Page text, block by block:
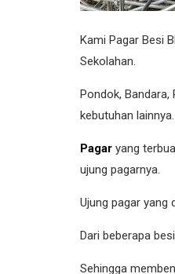
Kami Pagar Besi
Sekolahan.
Pondok, Bandara,
kebutuhan
Pagar yang
ujung pagarnya.
Ujung pagar yang
Dari beberapa
Sehingga